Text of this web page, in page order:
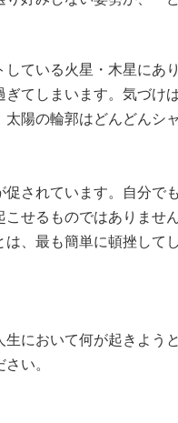
ている火星・木星にあ
てしまいます。気づ
陽の輪郭はどんどんシ
されています。自分で
せるものではありませ
、最も簡単に頓挫して
において何が起きよう
い。